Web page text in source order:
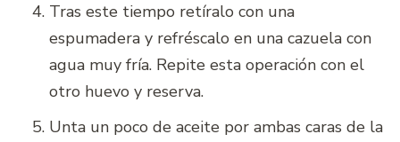
Tras este tiempo retíralo con una
espumadera y refréscalo en una cazuela con
agua muy fría. Repite esta operación con el
otro huevo y reserva.
Unta un poco de aceite por ambas caras de la